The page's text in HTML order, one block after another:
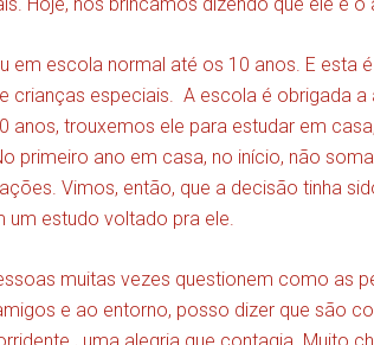
em escola normal até os 10 anos. E esta
crianças especiais. A escola é obrigada a
anos, trouxemos ele para estudar em
primeiro ano em casa, no início, não
Vimos, então, que a decisão tinha
um estudo voltado pra ele.
muitas vezes questionem como as
e ao entorno, posso dizer que são